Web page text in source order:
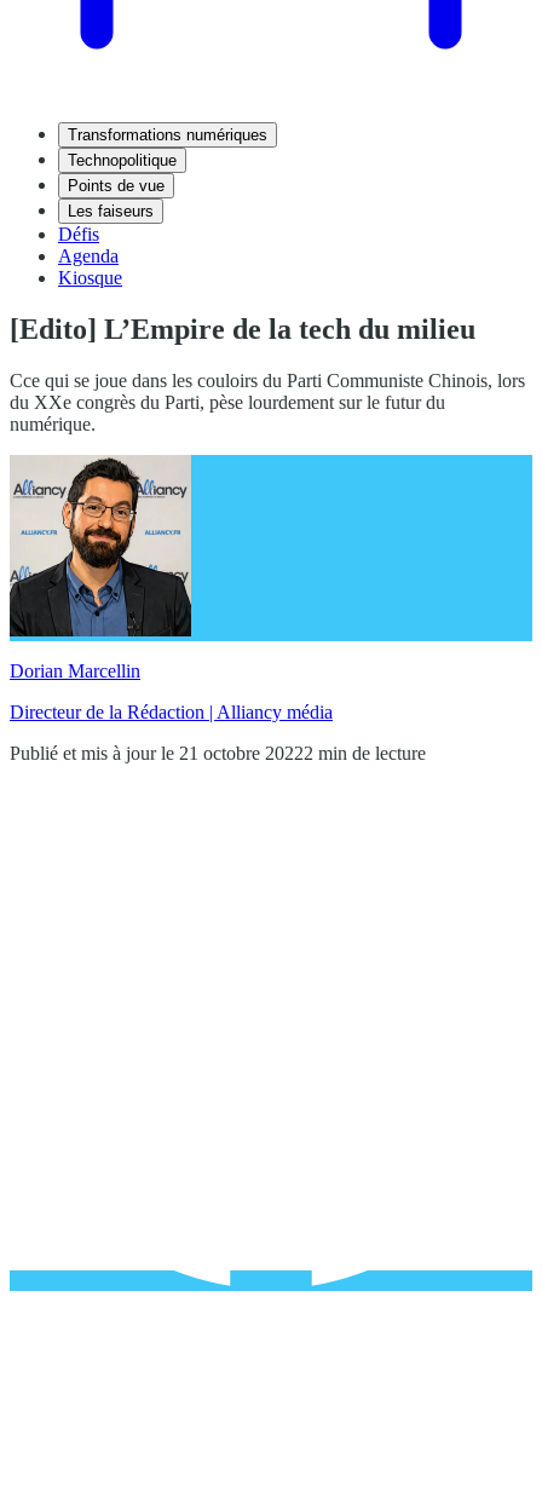
Transformations numériques
Technopolitique
Points de vue
Les faiseurs
Défis
Agenda
Kiosque
[Edito] L’Empire de la tech du milieu
Cce qui se joue dans les couloirs du Parti Communiste Chinois, lors
du XXe congrès du Parti, pèse lourdement sur le futur du
numérique.
Dorian Marcellin
Directeur de la Rédaction | Alliancy média
Publié et mis à jour le 21 octobre 20222 min de lecture